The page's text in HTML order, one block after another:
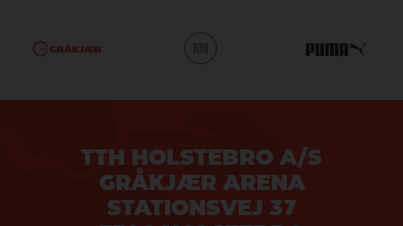
TTH HOLSTEBRO A/S
GRÅKJÆR ARENA
STATIONSVEJ 37